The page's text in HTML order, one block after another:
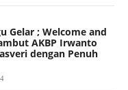
Gelar ; Welcome and
AKBP Irwanto
dengan Penuh